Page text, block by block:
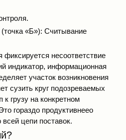
«Б»): Считывание
фиксируется несоответствие
индикатор, информационная
участок возникновения
сузить круг подозреваемых
грузу на конкретном
гораздо продуктивнеео
всей цепи поставок.